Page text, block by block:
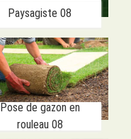
Paysagiste 08
Pose de gazon en
rouleau 08